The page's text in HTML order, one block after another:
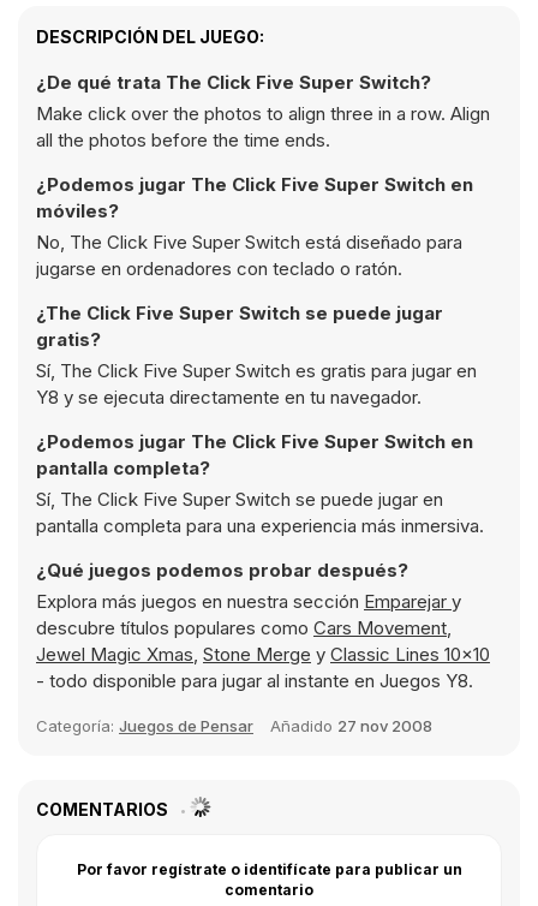
DESCRIPCIÓN DEL JUEGO:
¿De qué trata The Click Five Super Switch?
Make click over the photos to align three in a row. Align
all the photos before the time ends.
¿Podemos jugar The Click Five Super Switch en
móviles?
No, The Click Five Super Switch está diseñado para
jugarse en ordenadores con teclado o ratón.
¿The Click Five Super Switch se puede jugar
gratis?
Sí, The Click Five Super Switch es gratis para jugar en
Y8 y se ejecuta directamente en tu navegador.
¿Podemos jugar The Click Five Super Switch en
pantalla completa?
Sí, The Click Five Super Switch se puede jugar en
pantalla completa para una experiencia más inmersiva.
¿Qué juegos podemos probar después?
Explora más juegos en nuestra sección Emparejar y
descubre títulos populares como Cars Movement,
Jewel Magic Xmas, Stone Merge y Classic Lines 10x10
- todo disponible para jugar al instante en Juegos Y8.
Categoría: Juegos de Pensar Añadido 27 nov 2008
COMENTARIOS
Por favor regístrate o identifícate para publicar un
comentario